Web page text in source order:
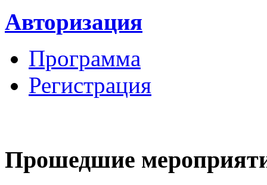
Авторизация
Программа
Регистрация
Прошедшие